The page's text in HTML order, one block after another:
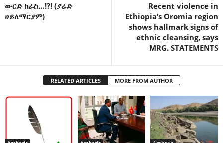
ውርድ ከራስ…!?! (ያሬድ
ሀይለማርያም)
Recent violence in
Ethiopia’s Oromia region
shows hallmark signs of
ethnic cleansing, says
MRG. STATEMENTS
RELATED ARTICLES MORE FROM AUTHOR